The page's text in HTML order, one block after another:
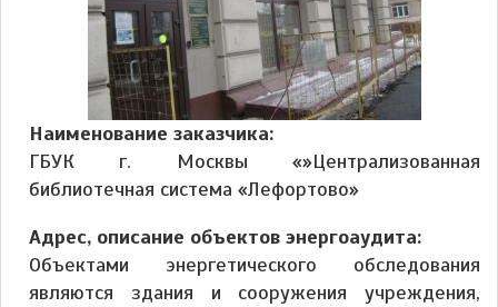
Наименование заказчика:
ГБУК г. Москвы «»Централизованная
библиотечная система «Лефортово»
Адрес, описание объектов энергоаудита:
Объектами энергетического обследования
являются здания и сооружения учреждения,